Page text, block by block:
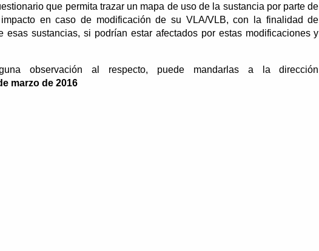
que permita trazar un mapa de uso de la sustancia por parte de
en caso de modificación de su VLA/VLB, con la finalidad de
esas sustancias, si podrían estar afectados por estas modificaciones y
observación al respecto, puede mandarlas a la dirección
marzo de 2016